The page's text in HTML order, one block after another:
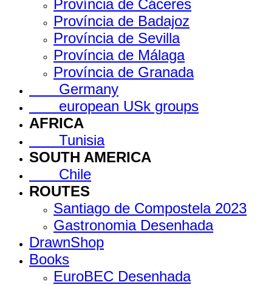
Província de Cáceres
Província de Badajoz
Província de Sevilla
Província de Málaga
Província de Granada
Germany
european USk groups
AFRICA
Tunisia
SOUTH AMERICA
Chile
ROUTES
Santiago de Compostela 2023
Gastronomia Desenhada
DrawnShop
Books
EuroBEC Desenhada